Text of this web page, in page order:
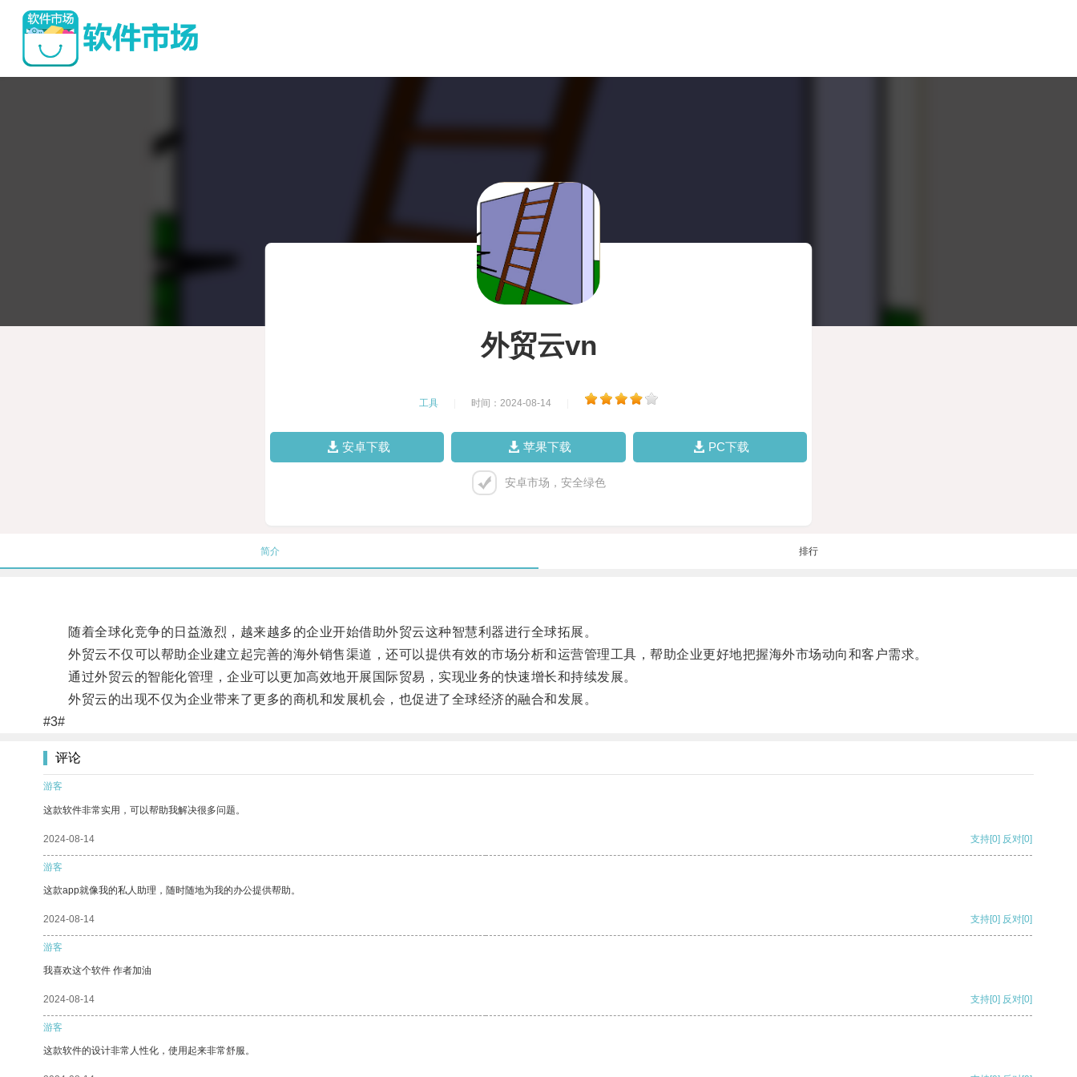
外贸云vn
工具 时间：2024-08-14
安卓下载 苹果下载 PC下载
安卓市场，安全绿色
简介 排行
随着全球化竞争的日益激烈，越来越多的企业开始借助外贸云这种智慧利器进行全球拓展。
外贸云不仅可以帮助企业建立起完善的海外销售渠道，还可以提供有效的市场分析和运营管理工具，帮助企业更好地把握海外市场动向和客户需求。
通过外贸云的智能化管理，企业可以更加高效地开展国际贸易，实现业务的快速增长和持续发展。
外贸云的出现不仅为企业带来了更多的商机和发展机会，也促进了全球经济的融合和发展。
#3#
评论
游客
这款软件非常实用，可以帮助我解决很多问题。
2024-08-14 支持[0] 反对[0]
游客
这款app就像我的私人助理，随时随地为我的办公提供帮助。
2024-08-14 支持[0] 反对[0]
游客
我喜欢这个软件 作者加油
2024-08-14 支持[0] 反对[0]
游客
这款软件的设计非常人性化，使用起来非常舒服。